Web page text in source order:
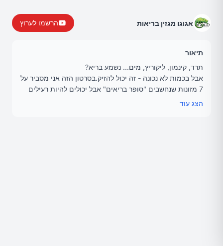
אגוגו מגזין בריאות הרשמו לערוץ
תיאור
תרד, קינמון, ליקוריץ, מים... נשמע בריא?
אבל בכמות לא נכונה - זה יכול להזיק.בסרטון הזה אני מסביר על
7 מזונות שנחשבים "סופר בריאים" אבל יכולים להיות רעילים
הצג עוד